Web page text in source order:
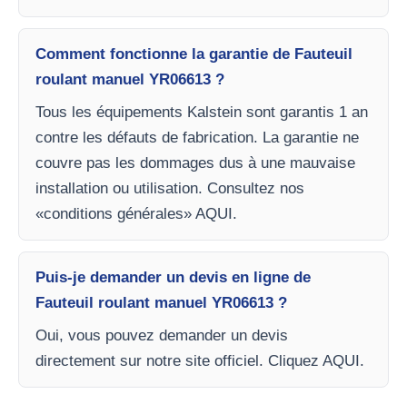
Comment fonctionne la garantie de Fauteuil
roulant manuel YR06613 ?
Tous les équipements Kalstein sont garantis 1 an
contre les défauts de fabrication. La garantie ne
couvre pas les dommages dus à une mauvaise
installation ou utilisation. Consultez nos
«conditions générales» AQUI.
Puis-je demander un devis en ligne de
Fauteuil roulant manuel YR06613 ?
Oui, vous pouvez demander un devis
directement sur notre site officiel. Cliquez AQUI.